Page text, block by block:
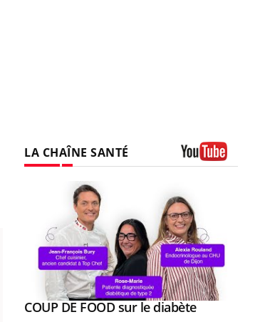
LA CHAÎNE SANTÉ
Youtube
COUP DE FOOD sur le diabèteYoutube
Youtube
Quand l’entreprise mise sur le bien